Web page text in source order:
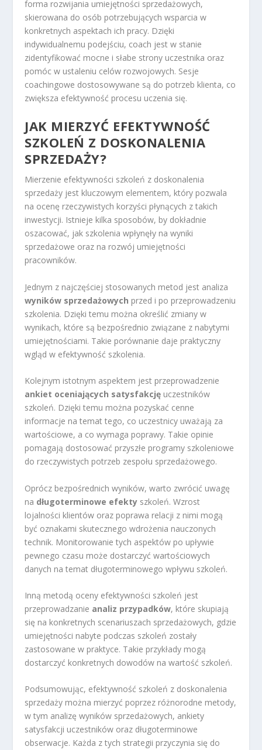
forma rozwijania umiejętności sprzedażowych,
skierowana do osób potrzebujących wsparcia w
konkretnych aspektach ich pracy. Dzięki
indywidualnemu podejściu, coach jest w stanie
zidentyfikować mocne i słabe strony uczestnika oraz
pomóc w ustaleniu celów rozwojowych. Sesje
coachingowe dostosowywane są do potrzeb klienta, co
zwiększa efektywność procesu uczenia się.
JAK MIERZYĆ EFEKTYWNOŚĆ
SZKOLEŃ Z DOSKONALENIA
SPRZEDAŻY?
Mierzenie efektywności szkoleń z doskonalenia
sprzedaży jest kluczowym elementem, który pozwala
na ocenę rzeczywistych korzyści płynących z takich
inwestycji. Istnieje kilka sposobów, by dokładnie
oszacować, jak szkolenia wpłynęły na wyniki
sprzedażowe oraz na rozwój umiejętności
pracowników.
Jednym z najczęściej stosowanych metod jest analiza
wyników sprzedażowych przed i po przeprowadzeniu
szkolenia. Dzięki temu można określić zmiany w
wynikach, które są bezpośrednio związane z nabytymi
umiejętnościami. Takie porównanie daje praktyczny
wgląd w efektywność szkolenia.
Kolejnym istotnym aspektem jest przeprowadzenie
ankiet oceniających satysfakcję uczestników
szkoleń. Dzięki temu można pozyskać cenne
informacje na temat tego, co uczestnicy uważają za
wartościowe, a co wymaga poprawy. Takie opinie
pomagają dostosować przyszłe programy szkoleniowe
do rzeczywistych potrzeb zespołu sprzedażowego.
Oprócz bezpośrednich wyników, warto zwrócić uwagę
na długoterminowe efekty szkoleń. Wzrost
lojalności klientów oraz poprawa relacji z nimi mogą
być oznakami skutecznego wdrożenia nauczonych
technik. Monitorowanie tych aspektów po upływie
pewnego czasu może dostarczyć wartościowych
danych na temat długoterminowego wpływu szkoleń.
Inną metodą oceny efektywności szkoleń jest
przeprowadzanie analiz przypadków, które skupiają
się na konkretnych scenariuszach sprzedażowych, gdzie
umiejętności nabyte podczas szkoleń zostały
zastosowane w praktyce. Takie przykłady mogą
dostarczyć konkretnych dowodów na wartość szkoleń.
Podsumowując, efektywność szkoleń z doskonalenia
sprzedaży można mierzyć poprzez różnorodne metody,
w tym analizę wyników sprzedażowych, ankiety
satysfakcji uczestników oraz długoterminowe
obserwacje. Każda z tych strategii przyczynia się do